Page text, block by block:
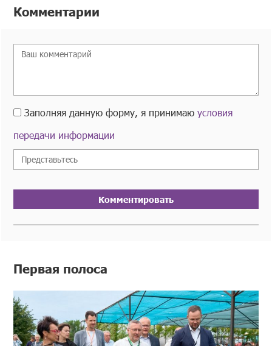
Комментарии
Заполняя данную форму, я принимаюусловия
передачи информации
Комментировать
Первая полоса